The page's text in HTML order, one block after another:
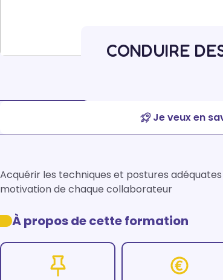
CONDUIRE
Je veux en
Acquérir les techniques et postures
motivation de chaque collaborateur
À propos de cette formation